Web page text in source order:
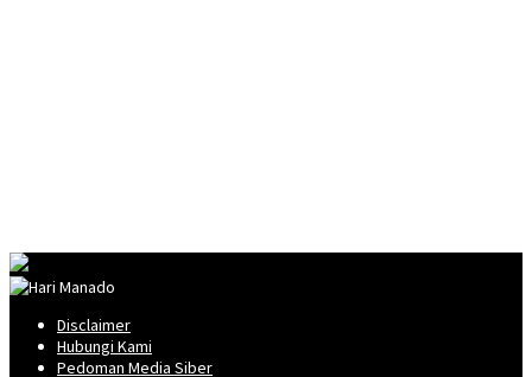
Disclaimer
Hubungi Kami
Pedoman Media Siber